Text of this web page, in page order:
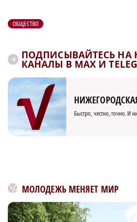
ОБЩЕСТВО
ПОДПИСЫВАЙТЕСЬ НА
КАНАЛЫ В MAX И
Быстро, честно, точно. И
МОЛОДЕЖЬ МЕНЯЕТ МИР